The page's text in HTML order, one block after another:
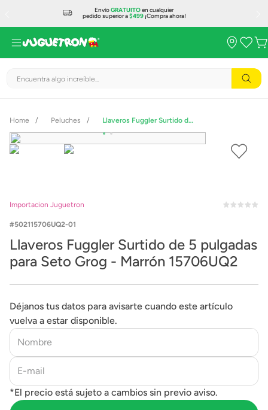
EnvíoGRATUITOen cualquier
pedido superior a$499¡Compra ahora!
Encuentra algo increíble...
Peluches Llaveros Fuggler Surtido de 5 pulgadas para Seto Grog - Marrón 15706UQ2
Importacion Juguetron
502115706UQ2-01
Llaveros Fuggler Surtido de 5 pulgadas
para Seto Grog - Marrón 15706UQ2
Déjanos tus datos para avisarte cuando este artículo
vuelva a estar disponible.